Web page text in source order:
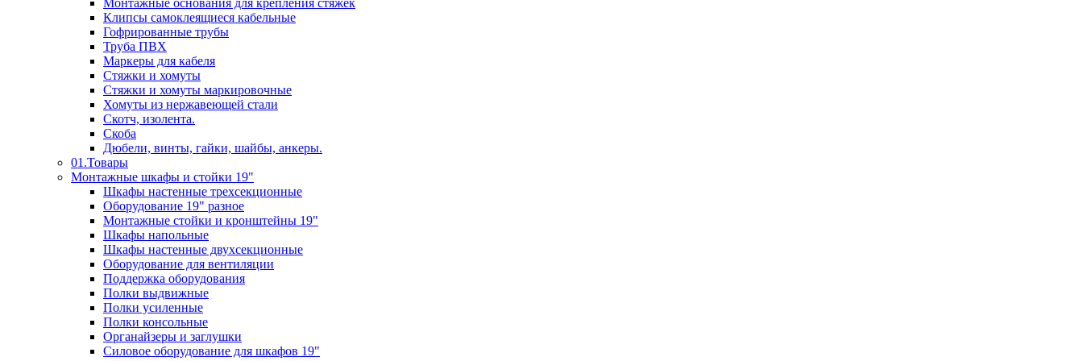
Монтажные основания для крепления стяжек
Клипсы самоклеящиеся кабельные
Гофрированные трубы
Труба ПВХ
Маркеры для кабеля
Стяжки и хомуты
Стяжки и хомуты маркировочные
Хомуты из нержавеющей стали
Скотч, изолента.
Скоба
Дюбели, винты, гайки, шайбы, анкеры.
01.Товары
Монтажные шкафы и стойки 19"
Шкафы настенные трехсекционные
Оборудование 19" разное
Монтажные стойки и кронштейны 19"
Шкафы напольные
Шкафы настенные двухсекционные
Оборудование для вентиляции
Поддержка оборудования
Полки выдвижные
Полки усиленные
Полки консольные
Органайзеры и заглушки
Силовое оборудование для шкафов 19"